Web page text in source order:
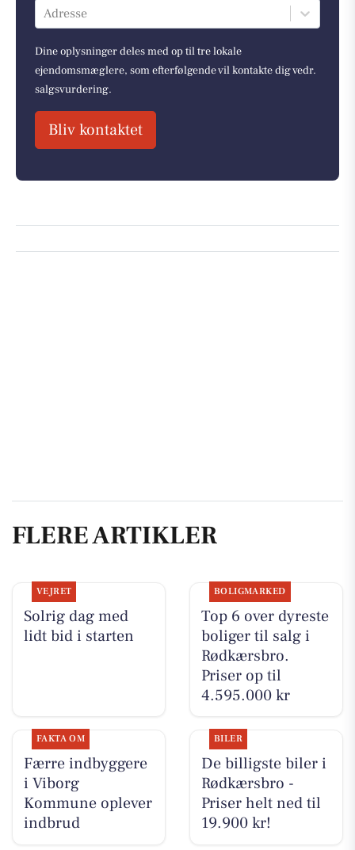
Adresse
Dine oplysninger deles med op til tre lokale
ejendomsmæglere, som efterfølgende vil kontakte dig vedr.
salgsvurdering.
Bliv kontaktet
FLERE ARTIKLER
VEJRET
Solrig dag med
lidt bid i starten
BOLIGMARKED
Top 6 over dyreste
boliger til salg i
Rødkærsbro.
Priser op til
4.595.000 kr
FAKTA OM
Færre indbyggere
i Viborg
Kommune oplever
indbrud
BILER
De billigste biler i
Rødkærsbro -
Priser helt ned til
19.900 kr!